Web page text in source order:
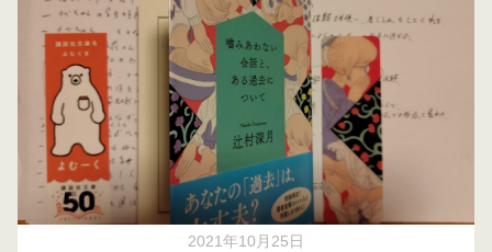
2021年10月25日